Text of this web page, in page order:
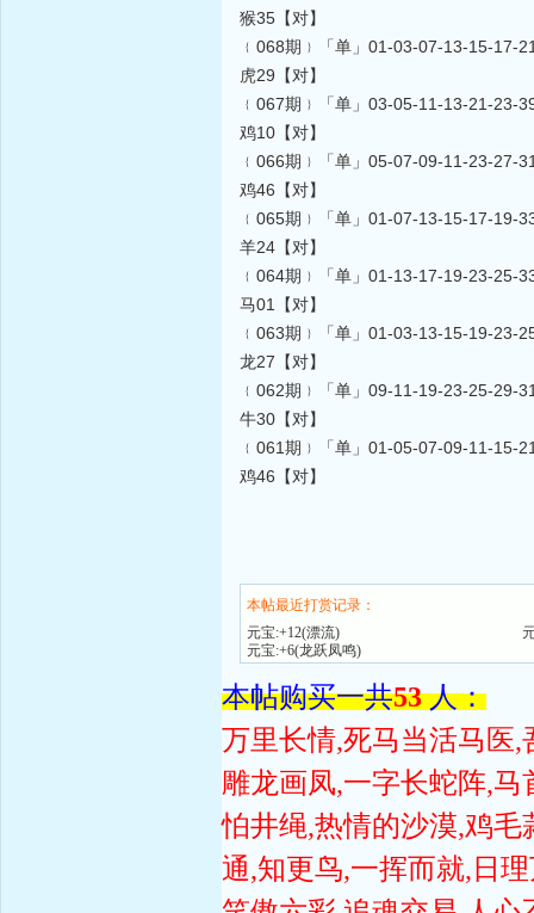
猴35【对】
﹛068期﹜「单」01-03-07-13-15-17-
虎29【对】
﹛067期﹜「单」03-05-11-13-21-23-
鸡10【对】
﹛066期﹜「单」05-07-09-11-23-27-
鸡46【对】
﹛065期﹜「单」01-07-13-15-17-19-
羊24【对】
﹛064期﹜「单」01-13-17-19-23-25-
马01【对】
﹛063期﹜「单」01-03-13-15-19-23-
龙27【对】
﹛062期﹜「单」09-11-19-23-25-29-
牛30【对】
﹛061期﹜「单」01-05-07-09-11-15-
鸡46【对】
本帖最近打赏记录：
元宝:+12(漂流)
元宝:+6(龙跃凤鸣)
本帖购买一共53人：
万里长情,死马当活马医
雕龙画凤,一字长蛇阵,
怕井绳,热情的沙漠,鸡
通,知更鸟,一挥而就,日